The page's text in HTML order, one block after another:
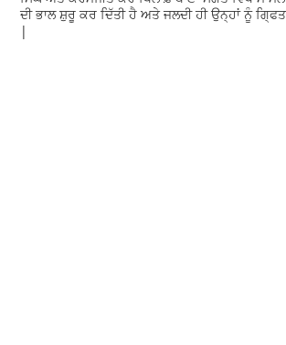
ਦੀ ਭਾਲ ਸ਼ੁਰੂ ਕਰ ਦਿੱਤੀ ਹੈ ਅਤੇ ਜਲਦੀ ਹੀ ਉਨ੍ਹਾਂ ਨੂੰ
|